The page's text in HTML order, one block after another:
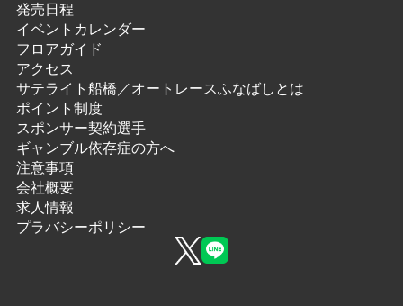
発売日程
イベントカレンダー
フロアガイド
アクセス
サテライト船橋／オートレースふなばしとは
ポイント制度
スポンサー契約選手
ギャンブル依存症の方へ
注意事項
会社概要
求人情報
プラバシーポリシー